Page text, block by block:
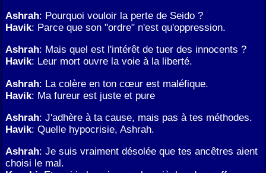
Ashrah: Pourquoi vouloir la perte de Seido ?
Havik: Parce que son "ordre" n'est qu'oppression.
Ashrah: Mais quel est l'intérêt de tuer des innocents ?
Havik: Leur mort ouvre la voie à la liberté.
Ashrah: La colère en ton cœur est maléfique.
Havik: Ma fureur est juste et pure
Ashrah: J'adhère à ta cause, mais pas à tes méthodes.
Havik: Quelle hypocrisie, Ashrah.
Ashrah: Je suis vraiment désolée que tes ancêtres aient
choisi le mal.